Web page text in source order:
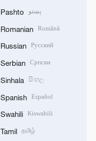
Pashto پښتو
Romanian Română
Russian Русский
Serbian Српски
Sinhala සිංහල
Spanish Español
Swahili Kiswahili
Tamil தமிழ்